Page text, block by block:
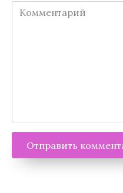
Комментарий